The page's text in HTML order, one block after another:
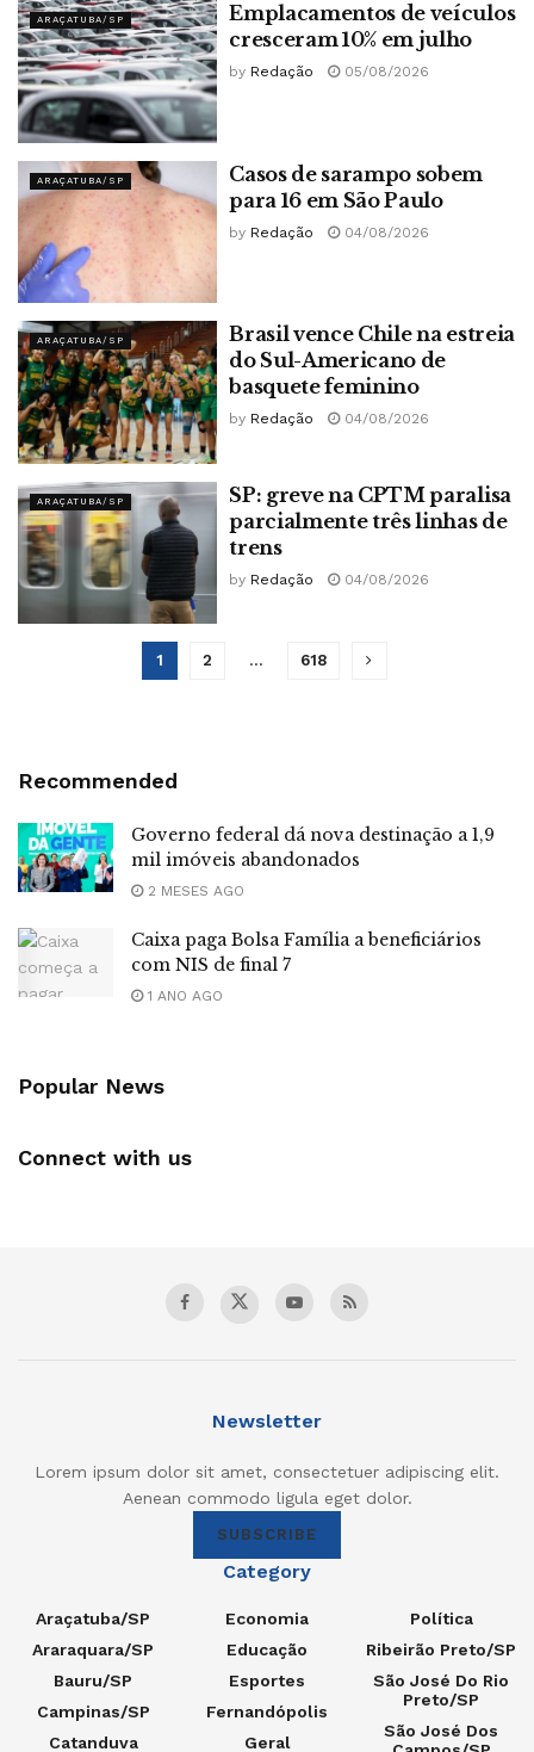
ARAÇATUBA/SP
Emplacamentos de veículos
cresceram 10% em julho
by Redação 05/08/2026
ARAÇATUBA/SP
Casos de sarampo sobem
para 16 em São Paulo
by Redação 04/08/2026
ARAÇATUBA/SP
Brasil vence Chile na estreia
do Sul-Americano de
basquete feminino
by Redação 04/08/2026
ARAÇATUBA/SP
SP: greve na CPTM paralisa
parcialmente três linhas de
trens
by Redação 04/08/2026
1 2 … 618
Recommended
Governo federal dá nova destinação a 1,9
mil imóveis abandonados
2 MESES AGO
Caixa paga Bolsa Família a beneficiários
com NIS de final 7
1 ANO AGO
Popular News
Connect with us
Newsletter
Lorem ipsum dolor sit amet, consectetuer adipiscing elit.
Aenean commodo ligula eget dolor.
SUBSCRIBE
Category
Araçatuba/SP
Araraquara/SP
Bauru/SP
Campinas/SP
Catanduva
Economia
Educação
Esportes
Fernandópolis
Geral
Política
Ribeirão Preto/SP
São José Do Rio
Preto/SP
São José Dos